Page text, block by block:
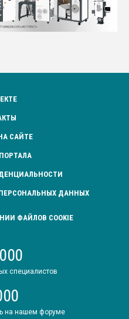
САЙТЕ
ДАННЫХ
ФАЙЛОВ COOKIE
специалистов
на нашем форуме